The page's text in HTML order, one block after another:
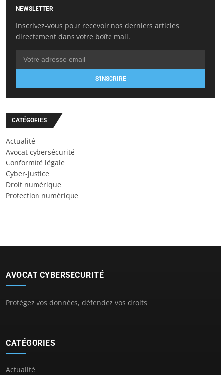
NEWSLETTER
Inscrivez-vous pour recevoir nos derniers articles
directement dans votre boîte mail.
S'INSCRIRE
CATÉGORIES
Actualité
Avocat cybersécurité
Conformité légale
Cyber-justice
Droit numérique
Protection numérique
AVOCAT CYBERSECURITÉ
Protégez vos données, défendez vos droits
CATÉGORIES
Actualité